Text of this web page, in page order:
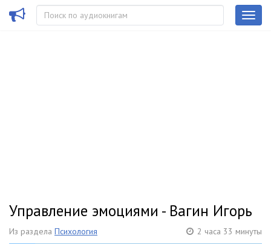
Управление эмоциями - Вагин Игорь
Из раздела Психология 2 часа 33 минуты